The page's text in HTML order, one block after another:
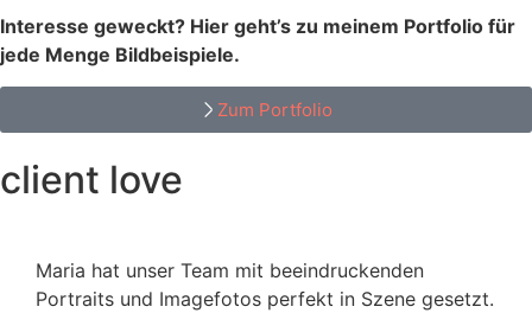
Interesse geweckt? Hier geht’s zu meinem Portfolio für
jede Menge Bildbeispiele.
Zum Portfolio
client love
Maria hat unser Team mit beeindruckenden
Portraits und Imagefotos perfekt in Szene gesetzt.